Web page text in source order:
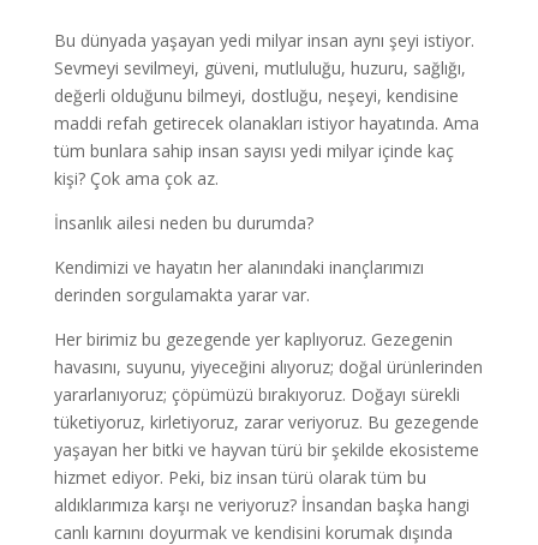
Bu dünyada yaşayan yedi milyar insan aynı şeyi istiyor.
Sevmeyi sevilmeyi, güveni, mutluluğu, huzuru, sağlığı,
değerli olduğunu bilmeyi, dostluğu, neşeyi, kendisine
maddi refah getirecek olanakları istiyor hayatında. Ama
tüm bunlara sahip insan sayısı yedi milyar içinde kaç
kişi? Çok ama çok az.
İnsanlık ailesi neden bu durumda?
Kendimizi ve hayatın her alanındaki inançlarımızı
derinden sorgulamakta yarar var.
Her birimiz bu gezegende yer kaplıyoruz. Gezegenin
havasını, suyunu, yiyeceğini alıyoruz; doğal ürünlerinden
yararlanıyoruz; çöpümüzü bırakıyoruz. Doğayı sürekli
tüketiyoruz, kirletiyoruz, zarar veriyoruz. Bu gezegende
yaşayan her bitki ve hayvan türü bir şekilde ekosisteme
hizmet ediyor. Peki, biz insan türü olarak tüm bu
aldıklarımıza karşı ne veriyoruz? İnsandan başka hangi
canlı karnını doyurmak ve kendisini korumak dışında